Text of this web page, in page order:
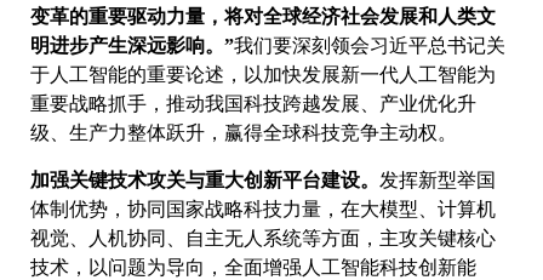
变革的重要驱动力量，将对全球经济社会发展和人类文
明进步产生深远影响。”我们要深刻领会习近平总书记关
于人工智能的重要论述，以加快发展新一代人工智能为
重要战略抓手，推动我国科技跨越发展、产业优化升
级、生产力整体跃升，赢得全球科技竞争主动权。
加强关键技术攻关与重大创新平台建设。 发挥新型举国
体制优势，协同国家战略科技力量，在大模型、计算机
视觉、人机协同、自主无人系统等方面，主攻关键核心
技术，以问题为导向，全面增强人工智能科技创新能